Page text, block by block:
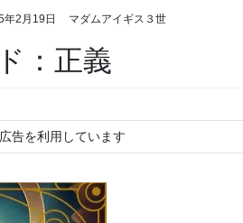
年2月19日 マダムアイギス３世
：正義
告を利用しています